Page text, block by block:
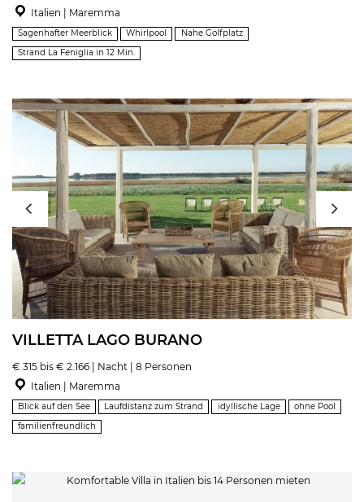
Italien | Maremma
Sagenhafter Meerblick Whirlpool
Nahe Golfplatz
Strand La Feniglia in 12 Min.
VILLETTA LAGO BURANO
€ 315 bis € 2.166 | Nacht | 8 Personen
Italien | Maremma
Blick auf den See Laufdistanz zum Strand idyllische Lage
ohne Pool
familienfreundlich